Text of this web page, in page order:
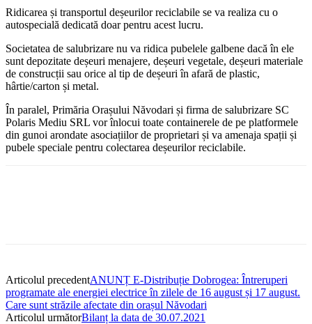
Ridicarea și transportul deșeurilor reciclabile se va realiza cu o
autospecială dedicată doar pentru acest lucru.
Societatea de salubrizare nu va ridica pubelele galbene dacă în ele
sunt depozitate deșeuri menajere, deșeuri vegetale, deșeuri materiale
de construcții sau orice al tip de deșeuri în afară de plastic,
hârtie/carton și metal.
În paralel, Primăria Orașului Năvodari și firma de salubrizare SC
Polaris Mediu SRL vor înlocui toate containerele de pe platformele
din gunoi arondate asociațiilor de proprietari și va amenaja spații și
pubele speciale pentru colectarea deșeurilor reciclabile.
Articolul precedentANUNȚ E-Distribuție Dobrogea: Întreruperi
programate ale energiei electrice în zilele de 16 august și 17 august.
Care sunt străzile afectate din orașul Năvodari
Articolul următorBilanț la data de 30.07.2021